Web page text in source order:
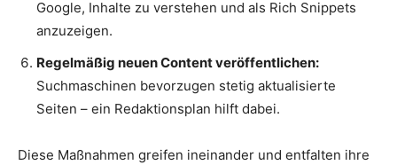
Google, Inhalte zu verstehen und als Rich Snippets
anzuzeigen.
Regelmäßig neuen Content veröffentlichen:
Suchmaschinen bevorzugen stetig aktualisierte
Seiten – ein Redaktionsplan hilft dabei.
Diese Maßnahmen greifen ineinander und entfalten ihre